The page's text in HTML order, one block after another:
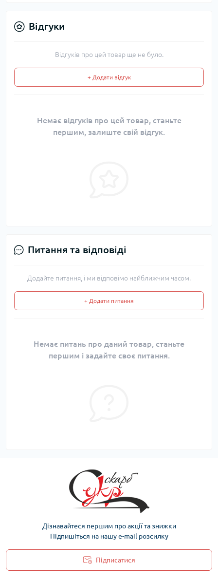
Відгуки
Відгуків про цей товар ще не було.
+ Додати відгук
Немає відгуків про цей товар, станьте
першим, залиште свій відгук.
Питання та відповіді
Додайте питання, і ми відповімо найближчим часом.
+ Додати питання
Немає питань про даний товар, станьте
першим і задайте своє питання.
Дізнавайтеся першим про акції та знижки
Підпишіться на нашу e-mail розсилку
Підписатися